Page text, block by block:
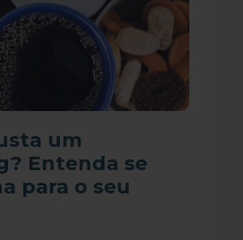
um
Entenda se
para o seu